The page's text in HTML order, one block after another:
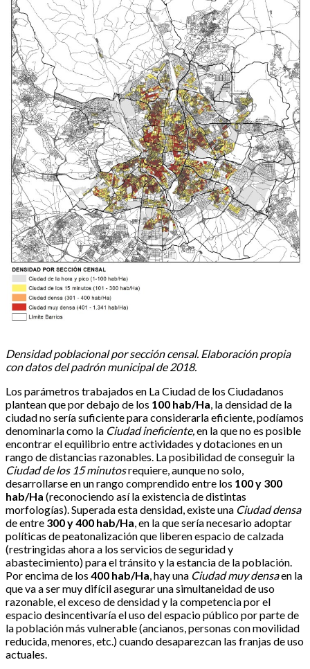
Densidad poblacional por sección censal. Elaboración propia
con datos del padrón municipal de 2018.
Los parámetros trabajados en La Ciudad de los Ciudadanos
plantean que por debajo de los 100 hab/Ha, la densidad de la
ciudad no sería suficiente para considerarla eficiente, podíamos
denominarla como la Ciudad ineficiente,en la que no es posible
encontrar el equilibrio entre actividades y dotaciones en un
rango de distancias razonables. La posibilidad de conseguir la
Ciudad de los 15 minutosrequiere, aunque no solo,
desarrollarse en un rango comprendido entre los 100 y 300
hab/Ha (reconociendo así la existencia de distintas
morfologías). Superada esta densidad, existe una Ciudad densa
de entre 300 y 400 hab/Ha, en la que sería necesario adoptar
políticas de peatonalización que liberen espacio de calzada
(restringidas ahora a los servicios de seguridad y
abastecimiento) para el tránsito y la estancia de la población.
Por encima de los 400 hab/Ha, hay una Ciudad muy densaen la
que va a ser muy difícil asegurar una simultaneidad de uso
razonable, el exceso de densidad y la competencia por el
espacio desincentivaría el uso del espacio público por parte de
la población más vulnerable (ancianos, personas con movilidad
reducida, menores, etc.) cuando desaparezcan las franjas de uso
actuales.